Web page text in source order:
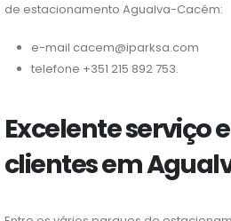
de estacionamento Agualva-Cacém:
e-mail cacem@iparksa.com
telefone +351 215 892 753.
Excelente serviço
clientes em